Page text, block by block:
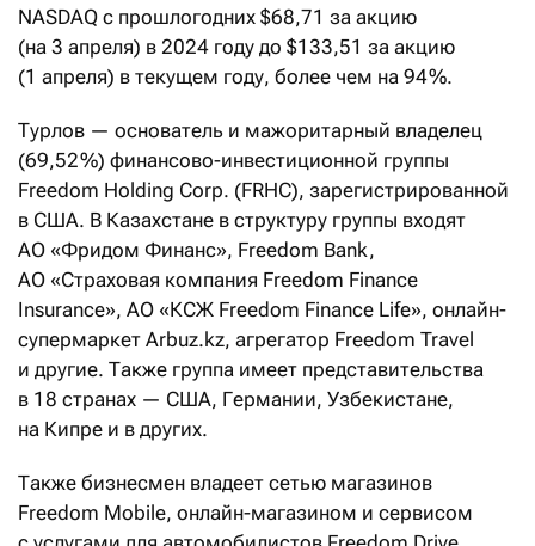
NASDAQ с прошлогодних $68,71 за акцию
(на 3 апреля) в 2024 году до $133,51 за акцию
(1 апреля) в текущем году, более чем на 94 %.
Турлов — основатель и мажоритарный владелец
(69,52 %) финансово-инвестиционной группы
Freedom Holding Corp. (FRHC), зарегистрированной
в США. В Казахстане в структуру группы входят
АО «Фридом Финанс», Freedom Bank,
АО «Страховая компания Freedom Finance
Insurance», АО «КСЖ Freedom Finance Life», онлайн-
супермаркет Arbuz.kz, агрегатор Freedom Travel
и другие. Также группа имеет представительства
в 18 странах — США, Германии, Узбекистане,
на Кипре и в других.
Также бизнесмен владеет сетью магазинов
Freedom Mobile, онлайн-магазином и сервисом